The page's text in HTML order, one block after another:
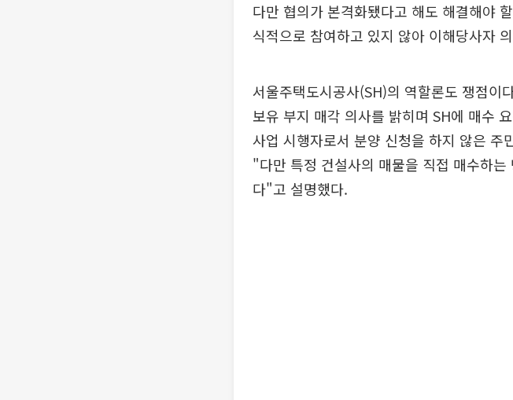
다만 협의가 본격화됐다고 해도 해결해야
식적으로 참여하고 있지 않아 이해당사자
서울주택도시공사(SH)의 역할론도 쟁점이
보유 부지 매각 의사를 밝히며 SH에 매수
사업 시행자로서 분양 신청을 하지 않은
"다만 특정 건설사의 매물을 직접 매수하
다"고 설명했다.